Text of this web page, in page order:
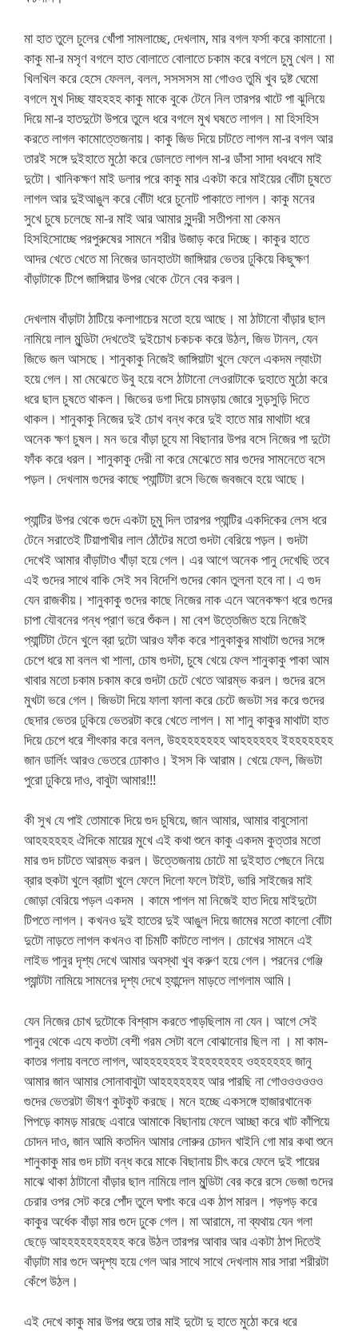
মা হাত তুলে চুলের খোঁপা সামলাচ্ছে, দেখলাম, মার বগল ফর্সা করে কামানো।
কাকু মা-র মসৃণ বগলে হাত বোলাতে বোলাতে চকাম করে বগলে চুমু খেল। মা
খিলখিল করে হেসে ফেলল, বলল, সসসসস মা গোওও তুমি খুব দুষ্ট ঘেমো
বগলে মুখ দিচ্ছ যাহহহহ কাকু মাকে বুকে টেনে নিল তারপর খাটে পা ঝুলিয়ে
দিয়ে মা-র হাতদুটো উপরে তুলে ধরে বগলে মুখ ঘষতে লাগল। মা হিসহিস
করতে লাগল কামোত্তেজনায়। কাকু জিভ দিয়ে চাটতে লাগল মা-র বগল আর
তারই সঙ্গে দুইহাতে মুঠো করে ডোলতে লাগল মা-র ডাঁসা সাদা ধবধবে মাই
দুটো। খানিকক্ষণ মাই ডলার পরে কাকু মার একটা করে মাইয়ের বোঁটা চুষতে
লাগল আর দুইআঙুল করে বোঁটা ধরে চুনোট পাকাতে লাগল। কাকু মনের
সুখে চুষে চলেছে মা-র মাই আর আমার সুন্দরী সতীপনা মা কেমন
হিসহিসোচ্ছে পরপুরুষের সামনে শরীর উজাড় করে দিচ্ছে। কাকুর হাতে
আদর খেতে খেতে মা নিজের ডানহাতটা জাঙ্গিয়ার ভেতর ঢুকিয়ে কিছুক্ষণ
বাঁড়াটাকে টিপে জাঙ্গিয়ার উপর থেকে টেনে বের করল।
দেখলাম বাঁড়াটা ঠাটিয়ে কলাগাচের মতো হয়ে আছে। মা ঠাটানো বাঁড়ার ছাল
নামিয়ে লাল মুন্ডিটা দেখতেই দুইচোখ চকচক করে উঠল, জিভ টানল, যেন
জিভে জল আসছে। শানুকাকু নিজেই জাঙ্গিয়াটা খুলে ফেলে একদম ল্যাংটা
হয়ে গেল। মা মেঝেতে উবু হয়ে বসে ঠাটানো লেওরাটাকে দুহাতে মুঠো করে
ধরে ছাল চুষতে থাকল। জিভের ডগা দিয়ে চামড়ায় জোরে সুড়সুড়ি দিতে
থাকল। শানুকাকু নিজের দুই চোখ বন্ধ করে দুই হাতে মার মাথাটা ধরে
অনেক ক্ষণ চুষল। মন ভরে বাঁড়া চুযে মা বিছানার উপর বসে নিজের পা দুটো
ফাঁক করে ধরল। শানুকাকু দেরী না করে মেঝেতে মার গুদের সামনেতে বসে
পড়ল। দেখলাম গুদের কাছে প্যান্টিটা রসে ভিজে জবজবে হয়ে আছে।
প্যান্টির উপর থেকে গুদে একটা চুমু দিল তারপর প্যান্টির একদিকের লেস ধরে
টেনে সরাতেই টিয়াপাখীর লাল ঠোঁটের মতো গুদটা বেরিয়ে পড়ল। গুদটা
দেখেই আমার বাঁড়াটাও খাঁড়া হয়ে গেল। এর আগে অনেক পানু দেখেছি তবে
এই গুদের সাথে বাকি সেই সব বিদেশি গুদের কোন তুলনা হবে না। এ গুদ
যেন রাজকীয়। শানুকাকু গুদের কাছে নিজের নাক এনে অনেকক্ষণ ধরে গুদের
চাপা যৌবনের গন্ধ প্রাণ ভরে শুঁকল। মা বেশ উত্তেজিত হয়ে নিজেই
প্যান্টিটা টেনে খুলে ব্রা দুটো আরও ফাঁক করে শানুকাকুর মাথাটা গুদের সঙ্গে
চেপে ধরে মা বলল খা শালা, চোষ গুদটা, চুষে খেয়ে ফেল শানুকাকু পাকা আম
খাবার মতো চকাম চকাম করে গুদটা চেটে খেতে আরম্ভ করল। গুদের রসে
মুখটা ভরে গেল। জিভটা দিয়ে ফালা ফালা করে চেটে জভটা সর করে গুদের
ছেদার ভেতর ঢুকিয়ে ভেতরটা করে খেতে লাগল। মা শানু কাকুর মাথাটা হাত
দিয়ে চেপে ধরে শীৎকার করে বলল, উহহহহহহহহ আহহহহহহ ইহহহহহহহ
জান ডার্লিং আরও ভেতরে ঢোকাও। ইসস কি আরাম। খেয়ে ফেল, জিভটা
পুরো ঢুকিয়ে দাও, বাবুটা আমার!!!
কী সুখ যে পাই তোমাকে দিয়ে গুদ চুষিয়ে, জান আমার, আমার বাবুসোনা
আহহহহহহ ঐদিকে মায়ের মুখে এই কথা শুনে কাকু একদম কুত্তার মতো
মার গুদ চাটতে আরম্ভ করল। উত্তেজনায় চোটে মা দুইহাত পেছনে নিয়ে
ব্রার হুকটা খুলে ব্রাটা খুলে ফেলে দিলো ফলে টাইট, ভারি সাইজের মাই
জোড়া বেরিয়ে পড়ল একদম । কামে পাগল মা নিজেই হাত দিয়ে মাইদুটো
টিপতে লাগল। কখনও দুই হাতের দুই আঙুল দিয়ে জামের মতো কালো বোঁটা
দুটো নাড়তে লাগল কখনও বা চিমটি কাটতে লাগল। চোখের সামনে এই
লাইভ পানুর দৃশ্য দেখে আমার অবস্থা খুব করুণ হয়ে গেল। পরনের গেঞ্জি
প্যান্টটা নামিয়ে সামনের দৃশ্য দেখে হ্যান্দেল মাড়তে লাগলাম আমি।
যেন নিজের চোখ দুটোকে বিশ্বাস করতে পাড়ছিলাম না যেন। আগে সেই
পানুর থেকে এযে কতটা বেশী গরম সেটা বলে বোঝানোর ছিল না । মা কাম-
কাতর গলায় বলতে লাগল, আহহহহহহহ ইহহহহহহহ ওহহহহহহ জানু
আমার জান আমার সোনাবাবুটা আহহহহহহহ আর পারছি না গোওওওওওও
গুদের ভেতরটা ভীষণ কুটকুট করছে। মনে হচ্ছে একসঙ্গে হাজারখানেক
পিপড়ে কামড় মারছে এবারে আমাকে বিছানায় ফেলে আচ্ছা করে খাট কাঁপিয়ে
চোদন দাও, জান আমি কতদিন আমার লোরুর চোদন খাইনি গো মার কথা শুনে
শানুকাকু মার গুদ চাটা বন্ধ করে মাকে বিছানায় চীৎ করে ফেলে দুই পায়ের
মাঝে থাকা ঠাটানো বাঁড়ার ছাল নামিয়ে লাল মুন্ডিটা বের করে রসে ভেজা গুদের
চেরার ওপর সেট করে পোঁদ তুলে ঘপাং করে এক ঠাপ মারল। পড়পড় করে
কাকুর অর্ধেক বাঁড়া মার গুদে ঢুকে গেল। মা আরামে, না ব্যথায় যেন গলা
ছেড়ে আহহহহহহহহহহ করে উঠল তারপর আবার আর একটা ঠাপ দিতেই
বাঁড়াটা মার গুদে অদৃশ্য হয়ে গেল আর সাথে সাথে দেখলাম মার সারা শরীরটা
কেঁপে উঠল।
এই দেখে কাকু মার উপর শুয়ে তার মাই দুটো দু হাতে মুঠো করে ধরে